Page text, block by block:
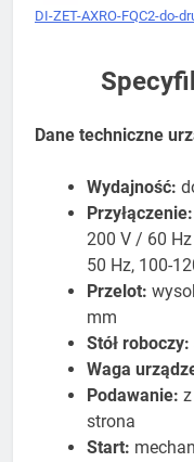
DI-ZET-AXRO-FQC2-do-
Dane techniczne
Wydajność:
Przyłączenie:
200 V / 60
50 Hz, 100-
Przelot:
mm
Stół roboczy:
Waga
Podawanie:
strona
Start: